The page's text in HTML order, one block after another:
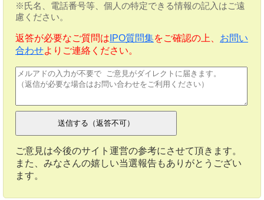
※氏名、電話番号等、個人の特定できる情報の記入はご遠
慮ください。
返答が必要なご質問は IPO質問集をご確認の上、 お問い
合わせよりご連絡ください。
ご意見は今後のサイト運営の参考にさせて頂きます。
また、みなさんの嬉しい当選報告もありがとうござい
ます。